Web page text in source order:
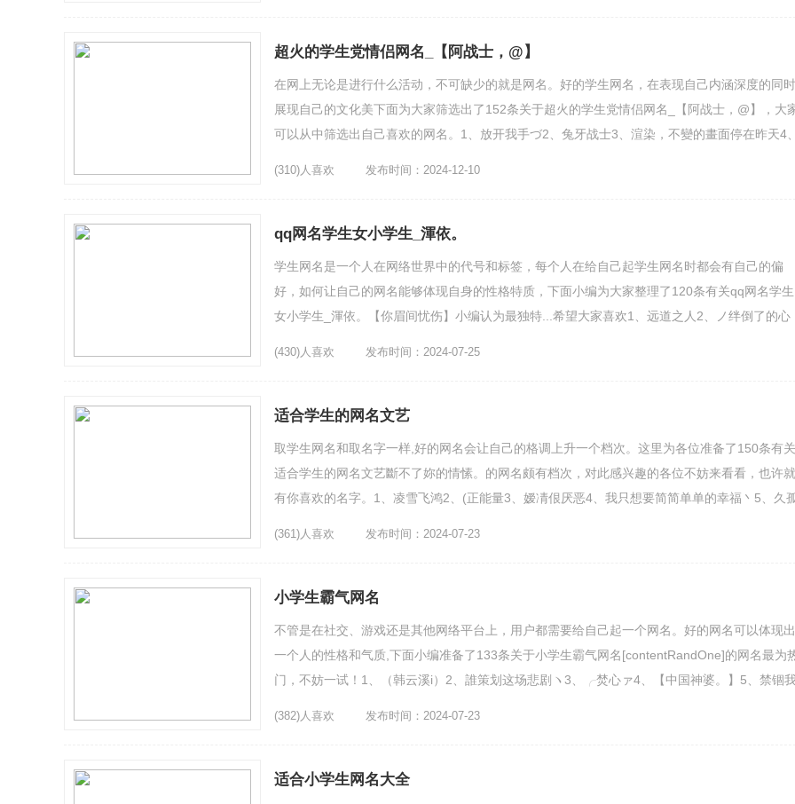
超火的学生党情侣网名_【阿战士，@】
在网上无论是进行什么活动，不可缺少的就是网名。好的学生网名，在表现自己内涵深度的同时
展现自己的文化美下面为大家筛选出了152条关于超火的学生党情侣网名_【阿战士，@】，大
可以从中筛选出自己喜欢的网名。1、放开我手づ2、兔牙战士3、渲染，不變的畫面停在昨天4、
(310)人喜欢 发布时间：2024-12-10
qq网名学生女小学生_渾依。
学生网名是一个人在网络世界中的代号和标签，每个人在给自己起学生网名时都会有自己的偏
好，如何让自己的网名能够体现自身的性格特质，下面小编为大家整理了120条有关qq网名学生
女小学生_渾依。【你眉间忧伤】小编认为最独特...希望大家喜欢1、远道之人2、ノ绊倒了的心
(430)人喜欢 发布时间：2024-07-25
适合学生的网名文艺
取学生网名和取名字一样,好的网名会让自己的格调上升一个档次。这里为各位准备了150条有关
适合学生的网名文艺斷不了妳的情愫。的网名颇有档次，对此感兴趣的各位不妨来看看，也许就
有你喜欢的名字。1、凌雪飞鸿2、(正能量3、嫒凊佷厌恶4、我只想要简简单单的幸福丶5、久
(361)人喜欢 发布时间：2024-07-23
小学生霸气网名
不管是在社交、游戏还是其他网络平台上，用户都需要给自己起一个网名。好的网名可以体现出
一个人的性格和气质,下面小编准备了133条关于小学生霸气网名[contentRandOne]的网名最为
门，不妨一试！1、（韩云溪i）2、誰策划这场悲剧ヽ3、╭焚心ァ4、【中国神婆。】5、禁锢
(382)人喜欢 发布时间：2024-07-23
适合小学生网名大全